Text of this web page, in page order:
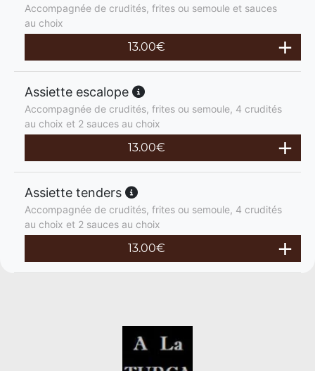
Accompagnée de crudités, frites ou semoule et sauces
au choix
13.00€
Assiette escalope
Accompagnée de crudités, frites ou semoule, 4 crudités
au choix et 2 sauces au choix
13.00€
Assiette tenders
Accompagnée de crudités, frites ou semoule, 4 crudités
au choix et 2 sauces au choix
13.00€